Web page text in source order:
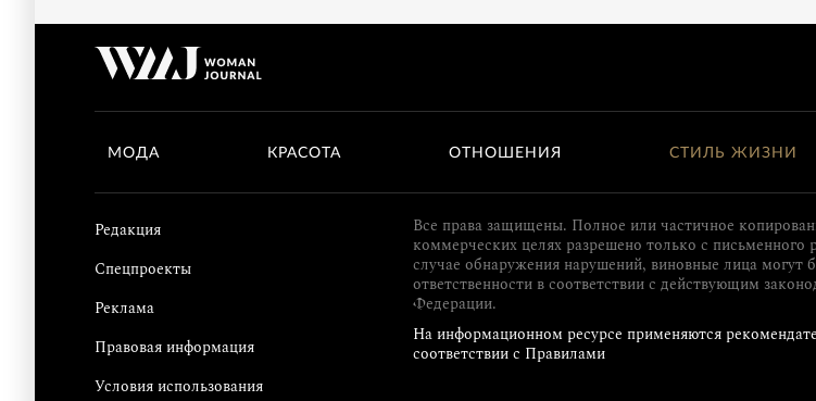
МОДА КРАСОТА ОТНОШЕНИЯ СТИЛЬ ЖИЗНИ
Редакция
Спецпроекты
Реклама
Правовая информация
Условия использования
Все права защищены. Полное или частичное
коммерческих целях разрешено только с письменного
случае обнаружения нарушений, виновные лица могут
ответственности в соответствии с действующим
Федерации.
На информационном ресурсе применяются
соответствии с Правилами